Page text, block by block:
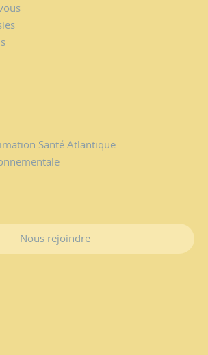
Santé Atlantique
Nous rejoindre